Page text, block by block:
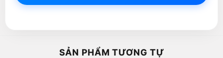
SẢN PHẨM TƯƠNG TỰ